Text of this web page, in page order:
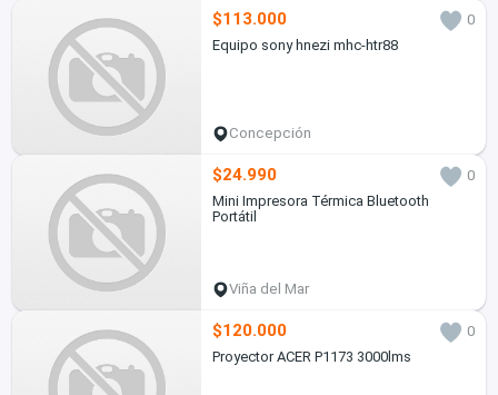
$113.000
0
Equipo sony hnezi mhc-htr88
Concepción
$24.990
0
Mini Impresora Térmica Bluetooth
Portátil
Viña del Mar
$120.000
0
Proyector ACER P1173 3000lms